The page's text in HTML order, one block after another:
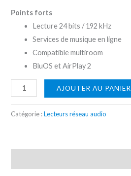
Points forts
Lecture 24 bits / 192 kHz
Services de musique en ligne
Compatible multiroom
BluOS et AirPlay 2
AJOUTER AU PANIER
Catégorie :Lecteurs réseau audio